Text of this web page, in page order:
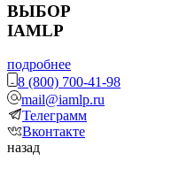
ВЫБОР
IAMLP
подробнее
8 (800) 700-41-98
mail@iamlp.ru
Телеграмм
Вконтакте
назад